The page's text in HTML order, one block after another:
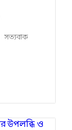
সত্যবাক